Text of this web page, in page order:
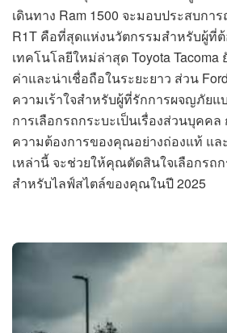
เดินทาง Ram 1500 จะมอบประสบกา
R1T คือที่สุดแห่งนวัตกรรมสำหรับผู้ที่
เทคโนโลยีใหม่ล่าสุด Toyota Tacoma
ค่าและน่าเชื่อถือในระยะยาว ส่วน
ความเร้าใจสำหรับผู้ที่รักการผจญภัย
การเลือกรถกระบะเป็นเรื่องส่วนบุคคล
ความต้องการของคุณอย่างถ่องแท้ แ
เหล่านี้ จะช่วยให้คุณตัดสินใจเลือกรถ
สำหรับไลฟ์สไตล์ของคุณในปี 2025